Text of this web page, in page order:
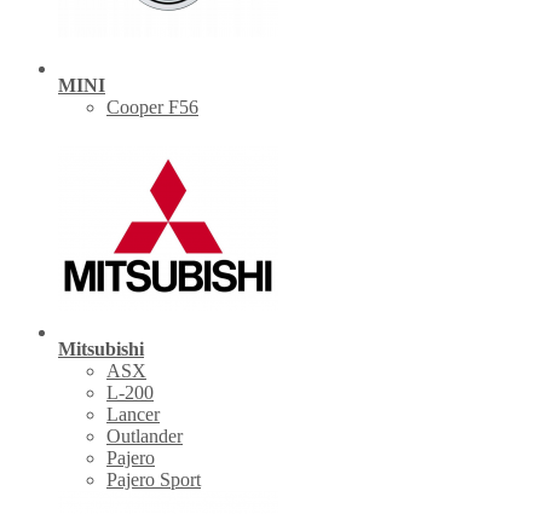
MINI
Cooper F56
Mitsubishi
ASX
L-200
Lancer
Outlander
Pajero
Pajero Sport